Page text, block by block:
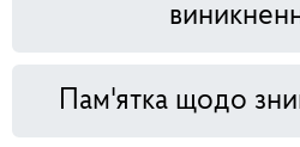
Пам'ятка щодо